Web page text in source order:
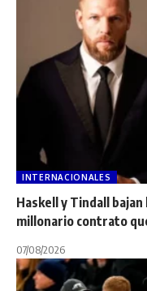
INTERNACIONALES
Haskell y Tindall
millonario contrato
07/08/2026